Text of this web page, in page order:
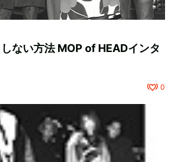
ない方法 MOP of HEADインタ
0